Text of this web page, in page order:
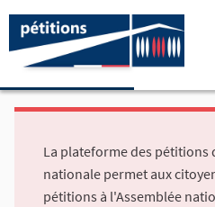
La plateforme des pétitions
nationale permet aux
pétitions à l'Assemblée